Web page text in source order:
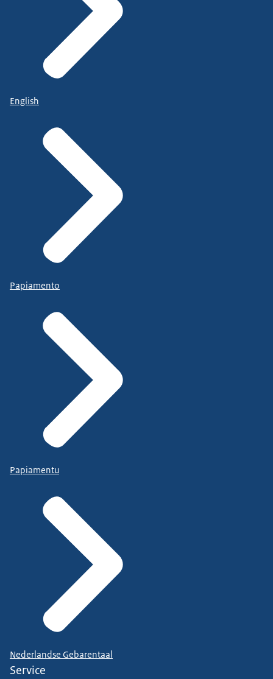
English
Papiamento
Papiamentu
Nederlandse Gebarentaal
Service